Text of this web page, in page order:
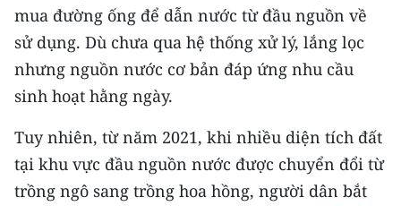
KIỂM CHỨNG THÔNG TIN
TRI THỨC CHUYÊN SÂU
54 DÂN TỘC VIỆT NAM
CHƯƠNG TRÌNH OCOP - MỖI XÃ
MỘT SẢN PHẨM
mua đường ống để dẫn nước từ đầu nguồn về
sử dụng. Dù chưa qua hệ thống xử lý, lắng lọc
nhưng nguồn nước cơ bản đáp ứng nhu cầu
sinh hoạt hằng ngày.
Tuy nhiên, từ năm 2021, khi nhiều diện tích đất
tại khu vực đầu nguồn nước được chuyển đổi từ
trồng ngô sang trồng hoa hồng, người dân bắt